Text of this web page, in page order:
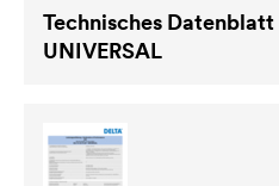
Technisches Datenblatt
UNIVERSAL